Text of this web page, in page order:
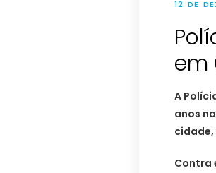
12 DE
em
A
anos
Contra